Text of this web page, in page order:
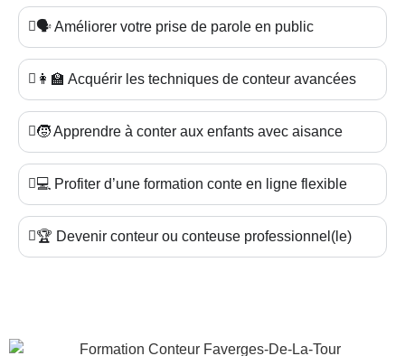
🗣️ Améliorer votre prise de parole en public
👩‍🏫 Acquérir les techniques de conteur avancées
🧒 Apprendre à conter aux enfants avec aisance
💻 Profiter d’une formation conte en ligne flexible
🏆 Devenir conteur ou conteuse professionnel(le)